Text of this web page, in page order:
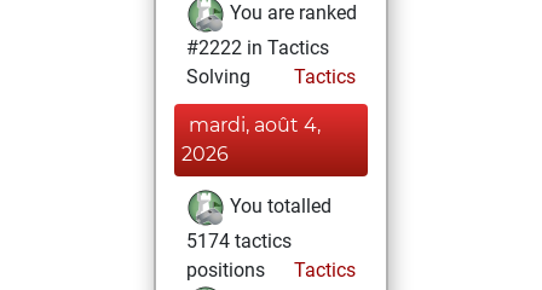
You are ranked
#2222 in Tactics
Solving
Tactics
mardi, août 4,
2026
You totalled
5174 tactics
positions
Tactics